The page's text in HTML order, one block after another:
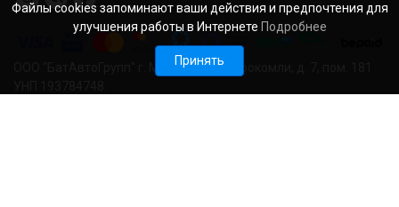
ООО "БатАвтоГрупп" г. Минск, ул. В. Сырокомли, д. 7, пом. 181
Файлы cookies запоминают ваши действия и предпочтения для
улучшения работы в Интернете Подробнее
Принять